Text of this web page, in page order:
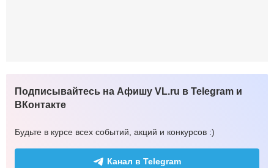
Подписывайтесь на Афишу VL.ru в Telegram и
ВКонтакте
Будьте в курсе всех событий, акций и конкурсов :)
Канал в Telegram